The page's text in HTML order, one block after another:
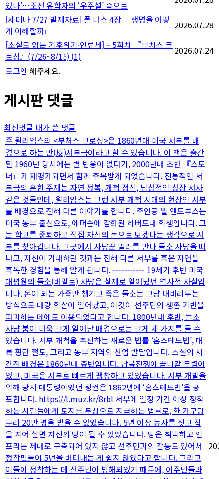
있나’…조선 유학자의 ‘우주설’ 속으로
[세미나 7/27 발제자료] 폴 너스 4장『 생명을 어떻
게 이해할까』
2026.07.28
[소설로 읽는 기후위기·인류세] – 5회차 『부처스 크
로싱』(7/26~8/15) (1)
2026.07.24
로그인 해주세요.
게시판 댓글
최신댓글 내가 쓴 댓글
존 윌리엄스의 <부처스 크로싱>은 1860년대 미국 서부를 배
경으로 하는 반(反)서부극이라고 할 수 있습니다. 이 책은 출간
된 1960년 당시에는 별 반응이 없다가, 2000년대 초반 『스토
너』가 재평가되면서 함께 주목받게 되었습니다. 전통적인 서
부극의 흔한 주제는 자연 정복, 개척 정신, 남성적인 성장 서사
같은 것들인데, 윌리엄스는 그런 서부 개척 시대의 현장인 서부
를 배경으로 전혀 다른 이야기를 합니다. 주인공 윌 앤드루스는
미국 동부 출신으로, 에머슨에 감화된 하버드대 학생입니다. 그
는 학교를 중퇴하고 직접 자신의 눈으로 보겠다는 생각으로 서
부를 찾아갑니다. 그곳에서 사냥꾼 밀러를 만나 들소 사냥을 떠
나고, 자신이 기대하던 것과는 전혀 다른 서부를 혹은 자연을
혹독한 경험을 통해 알게 됩니다. ----------- 19세기 후반 미국
대평원의 들소(버팔로) 사냥은 실제로 일어났던 역사적 사실입
니다. 돈이 되는 가죽만 챙기고 죽은 들소는 그냥 내버려두는
방식으로 대량 학살이 일어났고, 이것이 선주민의 생존 기반을
파괴하는 데에도 이용되었다고 합니다. 1800년대 후반, 들소
사냥 붐이 더욱 크게 일어난 배경으로는 크게 세 가지를 들 수
있습니다. 서부 개척을 촉진하는 새로운 법률 ‘홈스테드법’, 대
륙 횡단 철도, 그리고 동부 지역의 산업 발달입니다. 소설의 시
간적 배경은 1860년대 중반입니다. 남북전쟁이 끝나갈 무렵이
었고, 미국은 서부로 빠르게 팽창하고 있었습니다. 서부 개발을
위해 당시 대통령이었던 링컨은 1862년에 ‘홈스테드법’을 공
포합니다. https://l.muz.kr/8rbl 서부에 일정 기간 이상 정착
하는 사람들에게 토지를 무상으로 지급하는 법률로, 한 가구당
무려 20만 평을 받을 수 있었습니다. 5년 이상 농사를 짓고 집
을 지어 살면 자신의 땅이 될 수 있었습니다. 땅은 척박하고 인
프라는 제대로 구축되어 있지 않고 선주민과의 갈등도 있어서
정착민들이 5년을 버텨내는 게 쉽지 않았다고 합니다. 그리고
이들이 정착하는 데 선주민이 방해되었기 때문에, 이주민들과